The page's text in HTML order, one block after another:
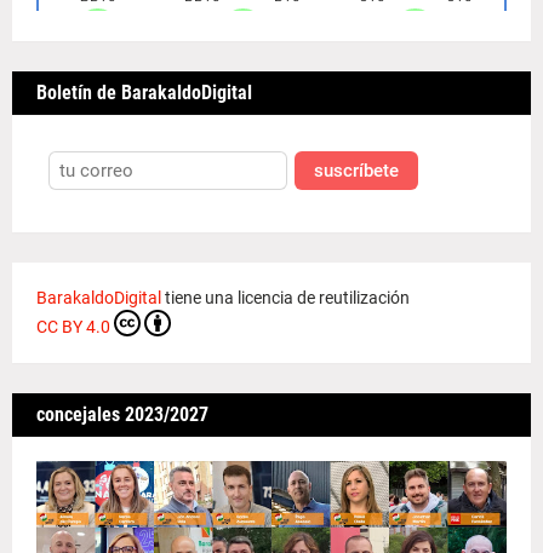
Boletín de BarakaldoDigital
suscríbete
BarakaldoDigital tiene una licencia de reutilización
CC BY 4.0
concejales 2023/2027